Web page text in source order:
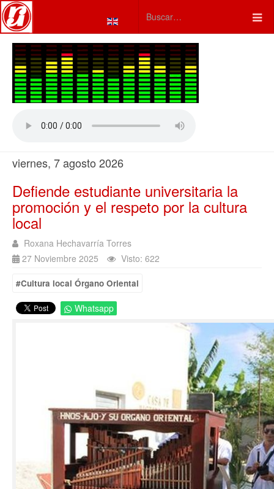
Seleccione su idioma
Type 2 or more characters
viernes, 7 agosto 2026
Defiende estudiante universitaria la
promoción y el respeto por la cultura
local
Roxana Hechavarría Torres
27 Noviembre 2025
Visto: 622
#Cultura local Órgano Oriental
Whatsapp